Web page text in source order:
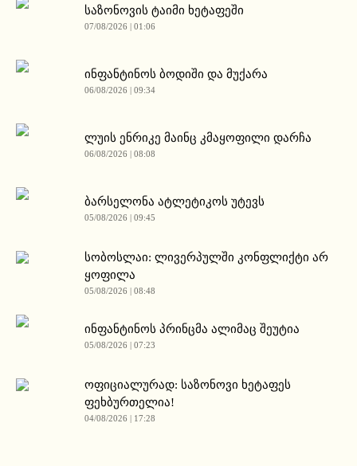
საზონოვის ტაიმი ხეტაფეში
07/08/2026 | 01:06
ინფანტინოს ბოდიში და მუქარა
06/08/2026 | 09:34
ლუის ენრიკე მაინც კმაყოფილი დარჩა
06/08/2026 | 08:08
ბარსელონა ატლეტიკოს უტევს
05/08/2026 | 09:45
სობოსლაი: ლივერპულში კონფლიქტი არ
ყოფილა
05/08/2026 | 08:48
ინფანტინოს პრინცმა ალიმაც შეუტია
05/08/2026 | 07:23
ოფიციალურად: საზონოვი ხეტაფეს
ფეხბურთელია!
04/08/2026 | 17:28